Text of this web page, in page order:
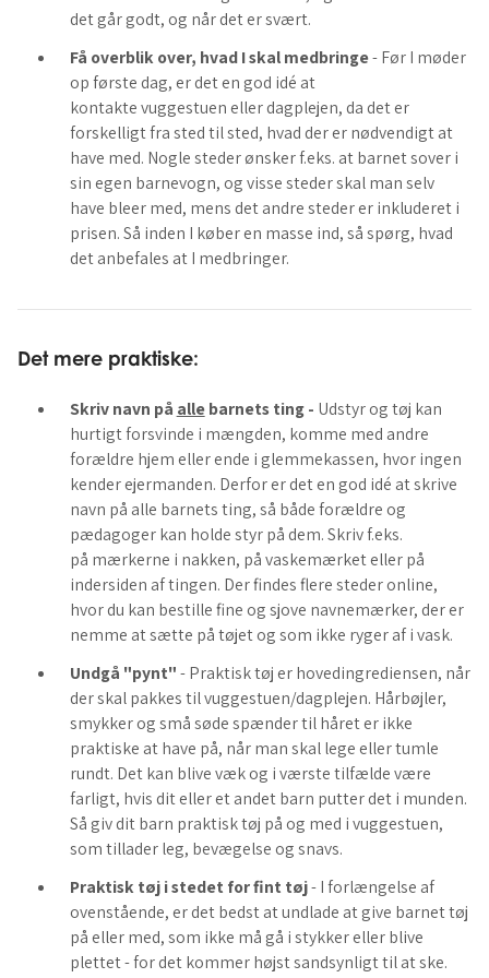
det går godt, og når det er svært.
Få overblik over, hvad I skal medbringe- Før I møder
op første dag, er det en god idé at
kontakte vuggestuen eller dagplejen, da det er
forskelligt fra sted til sted, hvad der er nødvendigt at
have med. Nogle steder ønsker f.eks. at barnet sover i
sin egen barnevogn, og visse steder skal man selv
have bleer med, mens det andre steder er inkluderet i
prisen. Så inden I køber en masse ind, så spørg, hvad
det anbefales at I medbringer.
Det mere praktiske:
Skriv navn på allebarnets ting - Udstyr og tøj kan
hurtigt forsvinde i mængden, komme med andre
forældre hjem eller ende i glemmekassen, hvor ingen
kender ejermanden. Derfor er det en god idé at skrive
navn på alle barnets ting, så både forældre og
pædagoger kan holde styr på dem. Skriv f.eks.
på mærkerne i nakken, på vaskemærket eller på
indersiden af tingen. Der findes flere steder online,
hvor du kan bestille fine og sjove navnemærker, der er
nemme at sætte på tøjet og som ikke ryger af i vask.
Undgå "pynt"- Praktisk tøj er hovedingrediensen, når
der skal pakkes til vuggestuen/dagplejen. Hårbøjler,
smykker og små søde spænder til håret er ikke
praktiske at have på, når man skal lege eller tumle
rundt. Det kan blive væk og i værste tilfælde være
farligt, hvis dit eller et andet barn putter det i munden.
Så giv dit barn praktisk tøj på og med i vuggestuen,
som tillader leg, bevægelse og snavs.
Praktisk tøj i stedet for fint tøj- I forlængelse af
ovenstående, er det bedst at undlade at give barnet tøj
på eller med, som ikke må gå i stykker eller blive
plettet - for det kommer højst sandsynligt til at ske.